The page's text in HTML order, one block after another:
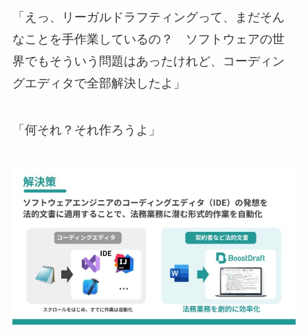
「えっ、リーガルドラフティングって、まだそん
なことを手作業しているの？ ソフトウェアの世
界でもそういう問題はあったけれど、コーディン
グエディタで全部解決したよ」
「何それ？それ作ろうよ」